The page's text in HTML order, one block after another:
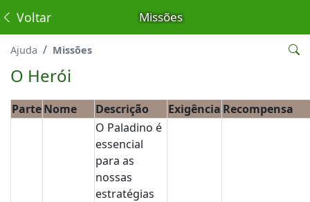
Missões
Voltar
Ajuda Missões
O Herói
ParteNome Descrição Exigência Recompensa
O Paladino é
essencial
para as
nossas
estratégias